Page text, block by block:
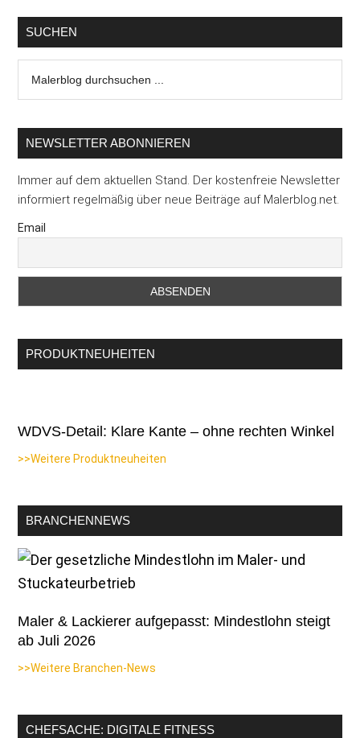
SUCHEN
durchsuchen
NEWSLETTER ABONNIEREN
Immer auf dem aktuellen Stand. Der kostenfreie Newsletter
informiert regelmäßig über neue Beiträge auf Malerblog.net.
Email
PRODUKTNEUHEITEN
WDVS-Detail: Klare Kante – ohne rechten Winkel
>>Weitere Produktneuheiten
BRANCHENNEWS
Maler & Lackierer aufgepasst: Mindestlohn steigt
ab Juli 2026
>>Weitere Branchen-News
CHEFSACHE: DIGITALE FITNESS